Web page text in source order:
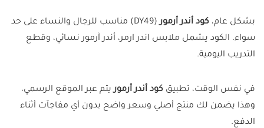
بشكل عام، كود أندر أرمور
(DY49) مناسب للرجال والنساء على حد
سواء. الكود يشمل ملابس اندر ارمر، أندر آرمور نسائي، وقطع
التدريب اليومية.
في نفس الوقت، تطبيق كود أندر أرموريتم عبر الموقع الرسمي،
وهذا يضمن لك منتج أصلي وسعر واضح بدون أي مفاجآت أثناء
الدفع.